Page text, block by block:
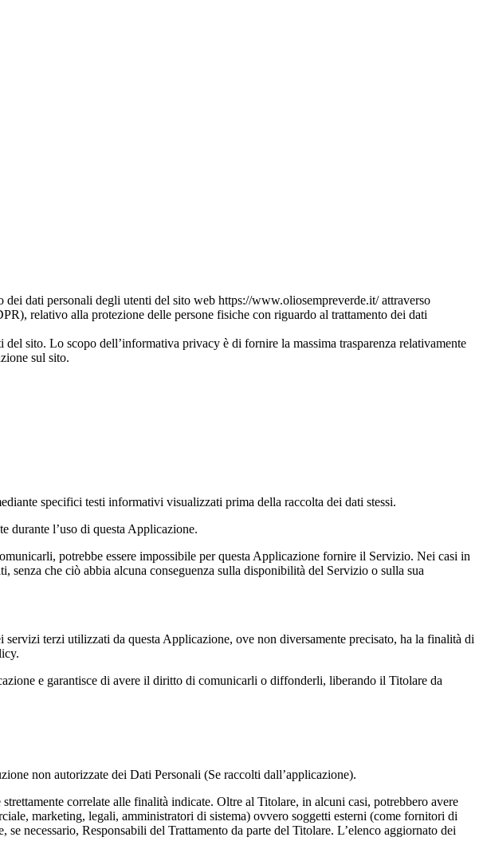
dati personali degli utenti del sito web https://www.oliosempreverde.it/ attraverso
relativo alla protezione delle persone fisiche con riguardo al trattamento dei dati
sito. Lo scopo dell’informativa privacy è di fornire la massima trasparenza relativamente
sul sito.
specifici testi informativi visualizzati prima della raccolta dei dati stessi.
durante l’uso di questa Applicazione.
potrebbe essere impossibile per questa Applicazione fornire il Servizio. Nei casi in
che ciò abbia alcuna conseguenza sulla disponibilità del Servizio o sulla sua
terzi utilizzati da questa Applicazione, ove non diversamente precisato, ha la finalità di
e garantisce di avere il diritto di comunicarli o diffonderli, liberando il Titolare da
non autorizzate dei Dati Personali (Se raccolti dall’applicazione).
correlate alle finalità indicate. Oltre al Titolare, in alcuni casi, potrebbero avere
marketing, legali, amministratori di sistema) ovvero soggetti esterni (come fornitori di
necessario, Responsabili del Trattamento da parte del Titolare. L’elenco aggiornato dei